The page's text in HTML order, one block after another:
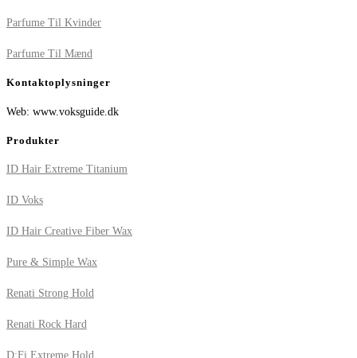
Parfume Til Kvinder
Parfume Til Mænd
Kontaktoplysninger
Web: www.voksguide.dk
Produkter
ID Hair Extreme Titanium
ID Voks
ID Hair Creative Fiber Wax
Pure & Simple Wax
Renati Strong Hold
Renati Rock Hard
D:Fi Extreme Hold